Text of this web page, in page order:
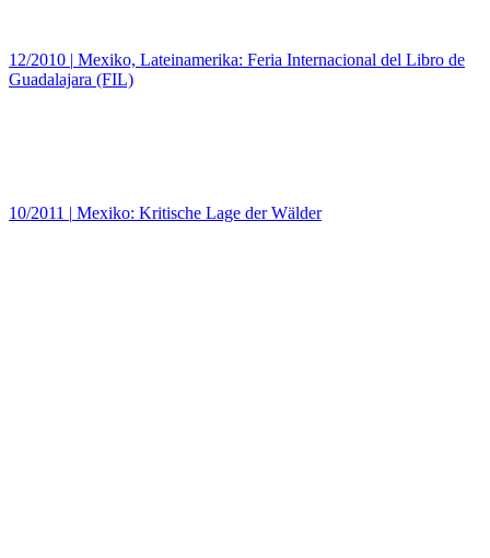
12/2010 | Mexiko, Lateinamerika: Feria Internacional del Libro de
Guadalajara (FIL)
10/2011 | Mexiko: Kritische Lage der Wälder